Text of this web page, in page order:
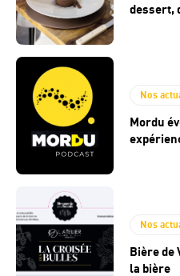
dessert,
Nos
Mordu
Nos
Bière de
la bière